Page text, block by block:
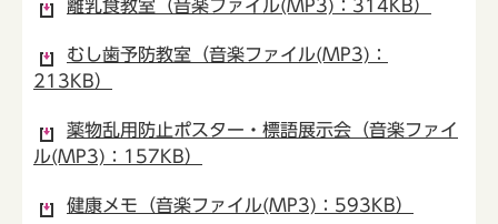
離乳食教室（音楽ファイル(MP3)：314KB）
むし歯予防教室（音楽ファイル(MP3)：
213KB）
薬物乱用防止ポスター・標語展示会（音楽ファイ
ル(MP3)：157KB）
健康メモ（音楽ファイル(MP3)：593KB）